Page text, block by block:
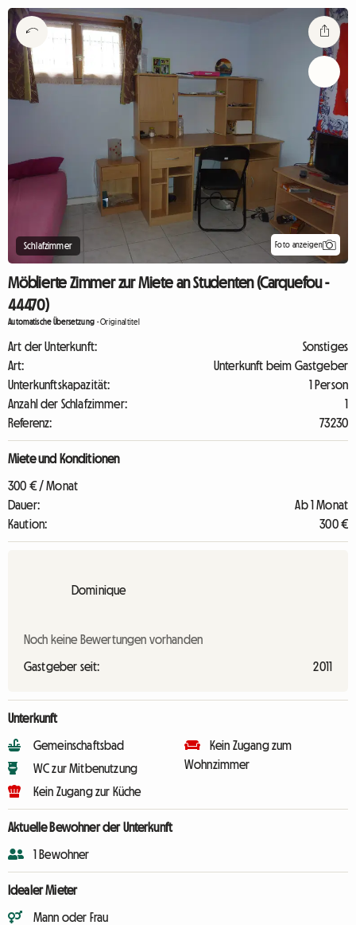
Schlafzimmer Foto anzeigen
Möblierte Zimmer zur Miete an Studenten (Carquefou -
44470)
Automatische Übersetzung -Originaltitel
Art der Unterkunft:
Sonstiges
Art:
Unterkunft beim Gastgeber
Unterkunftskapazität:
1 Person
Anzahl der Schlafzimmer:
1
Referenz:
73230
Miete und Konditionen
300 € / Monat
Dauer:
Ab 1 Monat
Kaution:
300 €
Dominique
Noch keine Bewertungen vorhanden
Gastgeber seit: 2011
Unterkunft
Gemeinschaftsbad
WC zur Mitbenutzung
Kein Zugang zur Küche
Kein Zugang zum
Wohnzimmer
Aktuelle Bewohner der Unterkunft
1 Bewohner
Idealer Mieter
Mann oder Frau